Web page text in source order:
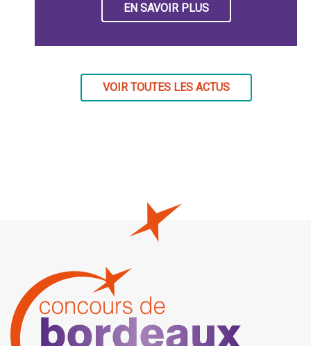
EN SAVOIR PLUS
VOIR TOUTES LES ACTUS